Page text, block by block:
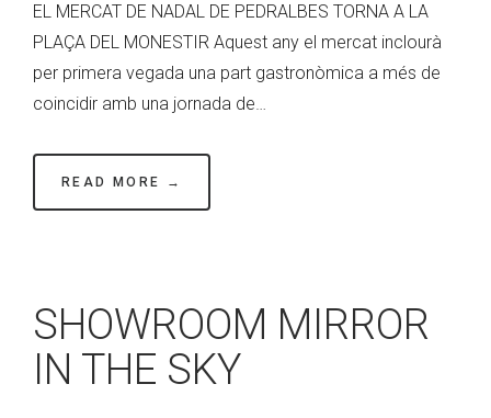
EL MERCAT DE NADAL DE PEDRALBES TORNA A LA
PLAÇA DEL MONESTIR Aquest any el mercat inclourà
per primera vegada una part gastronòmica a més de
coincidir amb una jornada de…
READ MORE →
SHOWROOM MIRROR
IN THE SKY